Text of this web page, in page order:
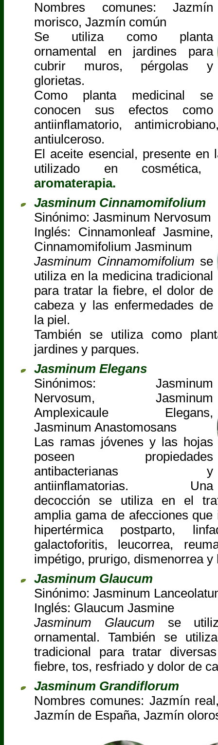
Nombres comunes: Jazmín
morisco, Jazmín común
Se utiliza como planta
ornamental en jardines para
cubrir muros, pérgolas y
glorietas.
Como planta medicinal se
conocen sus efectos como
antiinflamatorio,
antiulceroso.
El aceite esencial, presente en
utilizado en
aromaterapia.
Jasminum Cinnamomifolium
Sinónimo: Jasminum Nervosum
Inglés: Cinnamonleaf Jasmine,
Cinnamomifolium Jasminum
Jasminum Cinnamomifolium se
utiliza en la medicina tradicional
para tratar la fiebre, el dolor de
cabeza y las enfermedades de
la piel.
También se utiliza como
jardines y parques.
Jasminum Elegans
Sinónimos: Jasminum
Nervosum, Jasminum
Amplexicaule Elegans,
Jasminum Anastomosans
Las ramas jóvenes y las hojas
poseen propiedades
antibacterianas y
antiinflamatorias. Una
decocción se utiliza en el
amplia gama de afecciones que
hipertérmica postparto,
galactoforitis, leucorrea,
impétigo, prurigo, dismenorrea y
Jasminum Glaucum
Sinónimo: Jasminum
Inglés: Glaucum Jasmine
Jasminum Glaucum se
ornamental. También se
tradicional para tratar
fiebre, tos, resfriado y dolor de
Jasminum Grandiflorum
Nombres comunes: Jazmín
Jazmín de España, Jazmín